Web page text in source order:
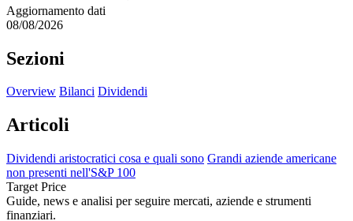
Aggiornamento dati
08/08/2026
Sezioni
Overview Bilanci Dividendi
Articoli
Dividendi aristocratici cosa e quali sono Grandi aziende americane
non presenti nell'S&P 100
Target Price
Guide, news e analisi per seguire mercati, aziende e strumenti
finanziari.